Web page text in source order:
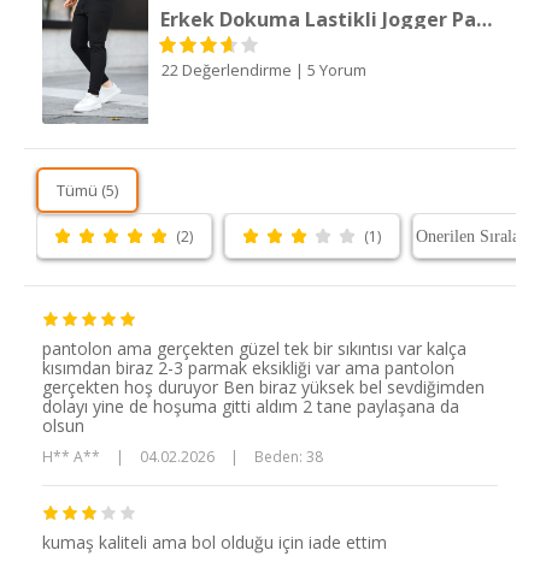
Erkek Dokuma Lastikli Jogger Pantolon
22 Değerlendirme | 5 Yorum
Tümü (5)
(2) (1)
pantolon ama gerçekten güzel tek bir sıkıntısı var kalça
kısımdan biraz 2-3 parmak eksikliği var ama pantolon
gerçekten hoş duruyor Ben biraz yüksek bel sevdiğimden
dolayı yine de hoşuma gitti aldım 2 tane paylaşana da
olsun
H** A** | 04.02.2026 | Beden: 38
kumaş kaliteli ama bol olduğu için iade ettim